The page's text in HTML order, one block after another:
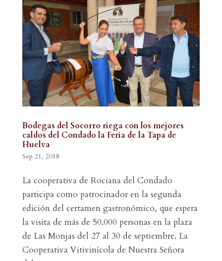
Bodegas del Socorro riega con los mejores
caldos del Condado la Feria de la Tapa de
Huelva
Sep 21, 2018
La cooperativa de Rociana del Condado
participa como patrocinador en la segunda
edición del certamen gastronómico, que espera
la visita de más de 50.000 personas en la plaza
de Las Monjas del 27 al 30 de septiembre. La
Cooperativa Vitivinícola de Nuestra Señora